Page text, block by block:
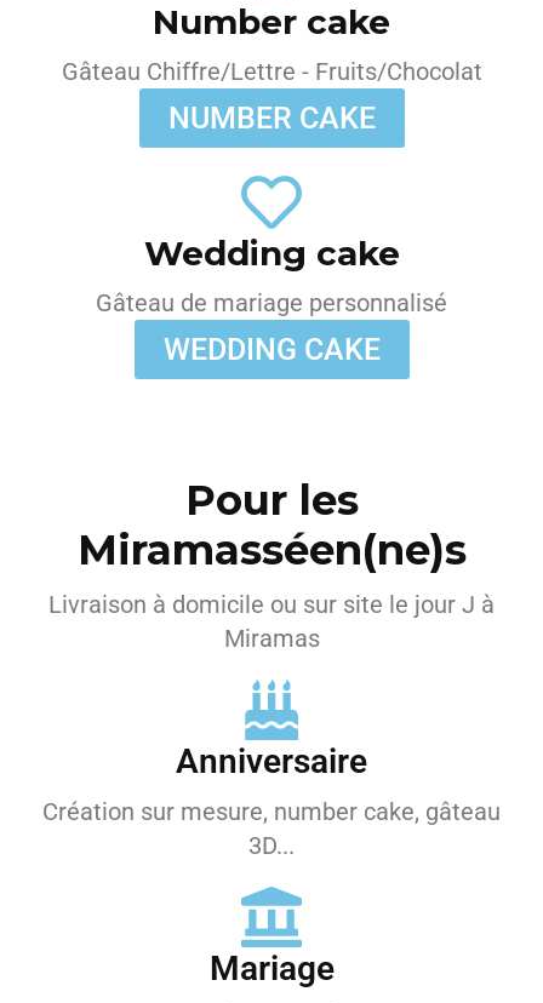
Number cake
Gâteau Chiffre/Lettre - Fruits/Chocolat
NUMBER CAKE
Wedding cake
Gâteau de mariage personnalisé
WEDDING CAKE
Pour les
Miramasséen(ne)s
Livraison à domicile ou sur site le jour J à
Miramas
Anniversaire
Création sur mesure, number cake, gâteau
3D...
Mariage